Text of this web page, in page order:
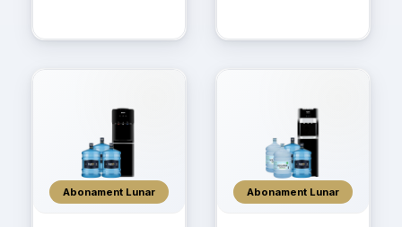
Abonament Lunar Abonament Lunar